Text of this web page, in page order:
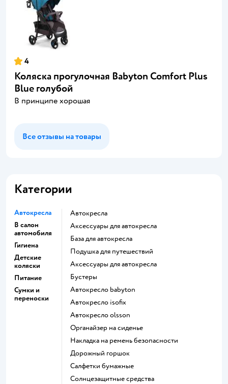
4
Коляска прогулочная Babyton Comfort Plus
Blue голубой
В принципе хорошая
Все отзывы на товары
Категории
Автокресла
В салон
автомобиля
Гигиена
Детские
коляски
Питание
Сумки и
переноски
Автокресла
Аксессуары для автокресла
База для автокресла
Подушка для путешествий
Аксессуары для автокресла
Бустеры
Автокресло babyton
Автокресло isofix
Автокресло olsson
Органайзер на сиденье
Накладка на ремень безопасности
Дорожный горшок
Салфетки бумажные
Солнцезащитные средства